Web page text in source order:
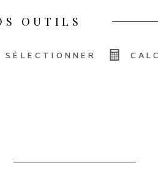
OUTILS
SÉLECTIONNER